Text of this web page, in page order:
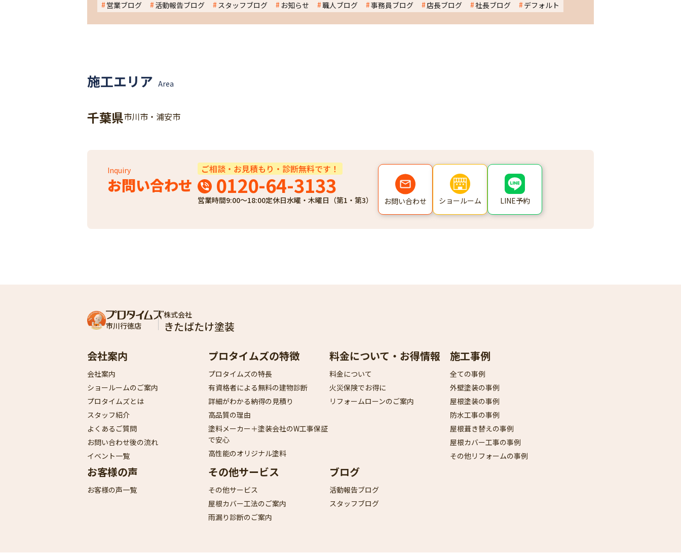
営業ブログ 活動報告ブログ スタッフブログ お知らせ 職人ブログ 事務員ブログ 店長ブログ 社長ブログ デフォルト
施工エリア Area
千葉県市川市・浦安市
お問い合わせ
Inquiry ご相談・お見積もり・診断無料です！
0120-64-3133
営業時間9:00～18:00定休日水曜・木曜日（第1・第3） お問い合わせ ショールーム LINE予約
市川行徳店
株式会社
きたばたけ塗装
会社案内
会社案内
ショールームのご案内
プロタイムズとは
スタッフ紹介
よくあるご質問
お問い合わせ後の流れ
イベント一覧
プロタイムズの特徴
プロタイムズの特長
有資格者による無料の建物診断
詳細がわかる納得の見積り
高品質の理由
塗料メーカー＋塗装会社のW工事保証
で安心
高性能のオリジナル塗料
料金について・お得情報
料金について
火災保険でお得に
リフォームローンのご案内
施工事例
全ての事例
外壁塗装の事例
屋根塗装の事例
防水工事の事例
屋根葺き替えの事例
屋根カバー工事の事例
その他リフォームの事例
お客様の声
お客様の声一覧
その他サービス
その他サービス
屋根カバー工法のご案内
雨漏り診断のご案内
ブログ
活動報告ブログ
スタッフブログ